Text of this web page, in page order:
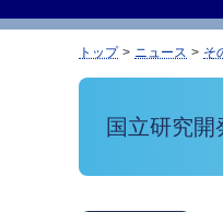
トップ ニュース そ
国立研究